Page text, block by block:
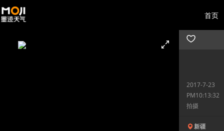
首页
2017-7-23
PM10:13:32
拍摄
新疆